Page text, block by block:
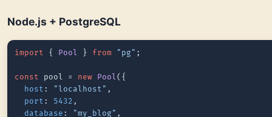
Node.js + PostgreSQL
import { Pool } from "pg" ;
const pool = new Pool({
host : "localhost" ,
port : 5432 ,
database : "my_blog" ,